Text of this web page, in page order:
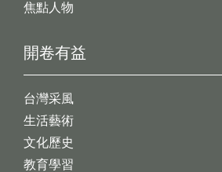
開卷有益
台灣采風
生活藝術
文化歷史
教育學習
焦點人物